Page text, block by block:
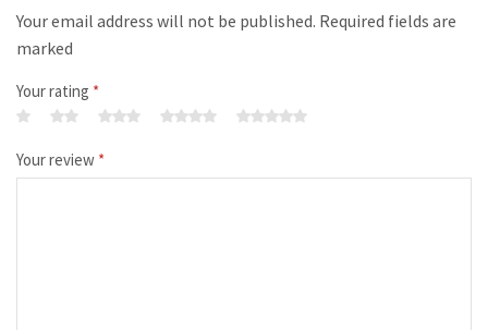
Your email address will not be published. Required fields are
marked
Your rating *
Your review *